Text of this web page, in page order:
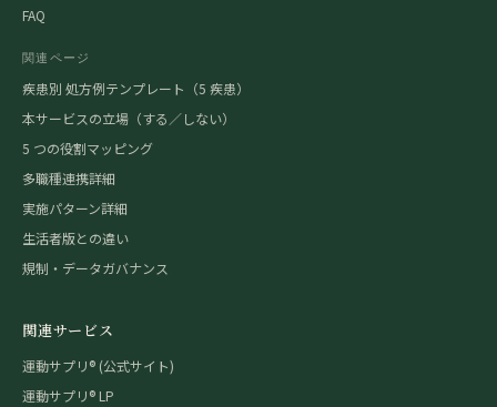
FAQ
関連ページ
疾患別 処方例テンプレート（5 疾患）
本サービスの立場（する／しない）
5 つの役割マッピング
多職種連携詳細
実施パターン詳細
生活者版との違い
規制・データガバナンス
関連サービス
運動サプリ® (公式サイト)
運動サプリ® LP